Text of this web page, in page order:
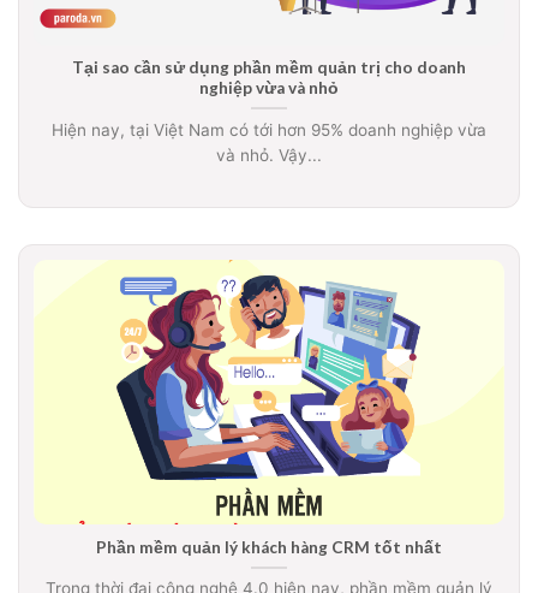
Tại sao cần sử dụng phần mềm quản trị cho doanh
nghiệp vừa và nhỏ
Hiện nay, tại Việt Nam có tới hơn 95% doanh nghiệp vừa
và nhỏ. Vậy...
Phần mềm quản lý khách hàng CRM tốt nhất
Trong thời đại công nghệ 4.0 hiện nay, phần mềm quản lý